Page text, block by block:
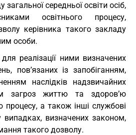
середньої освіти осіб,
освітнього процесу,
керівника такого закладу
особи.
реалізації ними визначених
пов’язаних із запобіганням,
наслідків надзвичайних
загроз життю та здоров’ю
процесу, а також інші службові
випадках, визначених законом,
такого дозволу.